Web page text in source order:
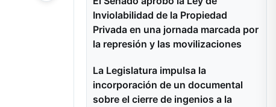
Inviolabilidad de la Propiedad
Privada en una jornada marcada por
la represión y las movilizaciones
La Legislatura impulsa la
incorporación de un documental
sobre el cierre de ingenios a la